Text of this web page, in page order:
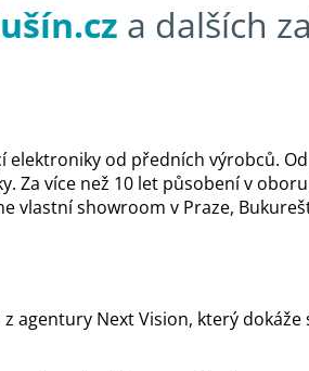
a dalších
od předních výrobců.
Za více než 10 let působení v
showroom v Praze,
agentury Next Vision, který